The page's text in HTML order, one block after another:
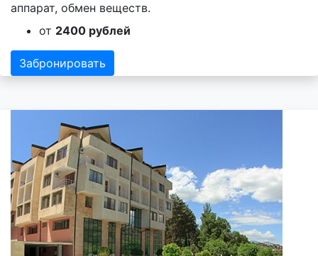
аппарат, обмен веществ.
от 2400 рублей
Забронировать